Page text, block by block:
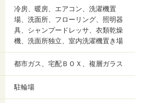
冷房、暖房、エアコン、洗濯機置
場、洗面所、フローリング、照明器
具、シャンプードレッサ、衣類乾燥
機、洗面所独立、室内洗濯機置き場
都市ガス、宅配ＢＯＸ、複層ガラス
駐輪場